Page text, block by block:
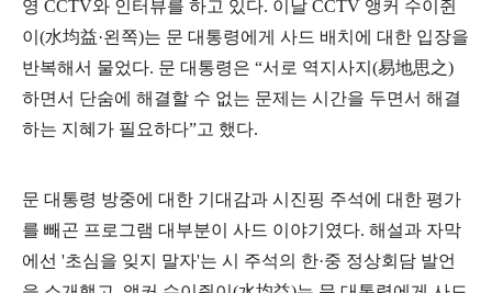
영 CCTV와 인터뷰를 하고 있다. 이날 CCTV 앵커 수이쥔
이 (水均益·왼쪽)는 문 대통령에게 사드 배치에 대한 입장을
반복해서 물었다. 문 대통령은 “서로 역지사지 (易地思之)
하면서 단숨에 해결할 수 없는 문제는 시간을 두면서 해결
하는 지혜가 필요하다”고 했다.
문 대통령 방중에 대한 기대감과 시진핑 주석에 대한 평가
를 빼곤 프로그램 대부분이 사드 이야기였다. 해설과 자막
에선 '초심을 잊지 말자'는 시 주석의 한·중 정상회담 발언